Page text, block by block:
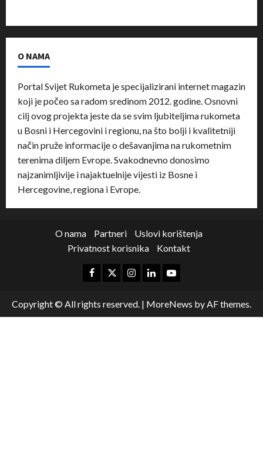
O NAMA
Portal Svijet Rukometa je specijalizirani internet magazin
koji je počeo sa radom sredinom 2012. godine. Osnovni
cilj ovog projekta jeste da se svim ljubiteljima rukometa
u Bosni i Hercegovini i regionu, na što bolji i kvalitetniji
način pruže informacije o dešavanjima na rukometnim
terenima diljem Evrope. Svakodnevno donosimo
najzanimljivije i najaktuelnije vijesti iz Bosne i
Hercegovine, regiona i Evrope.
O nama Partneri
Uslovi korištenja
Privatnost korisnika
Kontakt
Copyright © All rights reserved. | MoreNews by AF themes.